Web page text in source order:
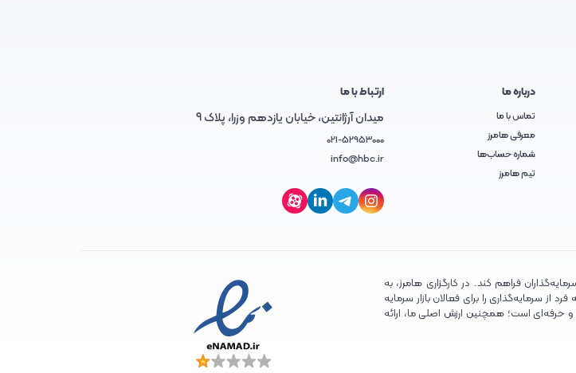
درباره ما
تماس با ما
معرفی هامرز
شماره حساب‌ها
تیم هامرز
ارتباط با ما
میدان آرژانتین، خیابان یازدهم وزرا، پلاک 9
021-52953000
info@hbc.ir
فراهم کند. در کارگزاری هامرز، به
سرمایه‌گذاری را برای فعالان بازار سرمایه
حرفه‌ای است؛ همچنین ارزش اصلی ما، ارائه